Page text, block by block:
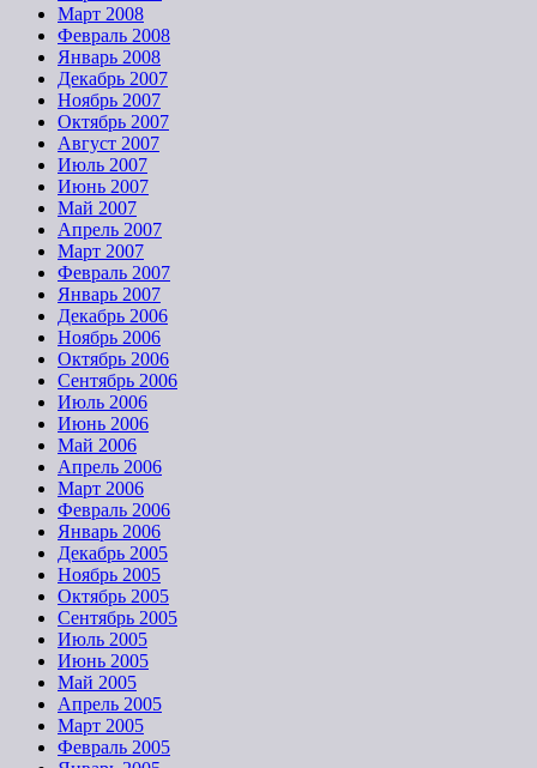
Март 2008
Февраль 2008
Январь 2008
Декабрь 2007
Ноябрь 2007
Октябрь 2007
Август 2007
Июль 2007
Июнь 2007
Май 2007
Апрель 2007
Март 2007
Февраль 2007
Январь 2007
Декабрь 2006
Ноябрь 2006
Октябрь 2006
Сентябрь 2006
Июль 2006
Июнь 2006
Май 2006
Апрель 2006
Март 2006
Февраль 2006
Январь 2006
Декабрь 2005
Ноябрь 2005
Октябрь 2005
Сентябрь 2005
Июль 2005
Июнь 2005
Май 2005
Апрель 2005
Март 2005
Февраль 2005